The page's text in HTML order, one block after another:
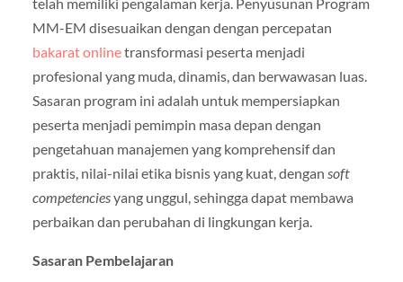
MM-EM disesuaikan dengan dengan percepatan
bakarat onlinetransformasi peserta menjadi
profesional yang muda, dinamis, dan berwawasan luas.
Sasaran program ini adalah untuk mempersiapkan
peserta menjadi pemimpin masa depan dengan
pengetahuan manajemen yang komprehensif dan
praktis, nilai-nilai etika bisnis yang kuat, dengan soft
competenciesyang unggul, sehingga dapat membawa
perbaikan dan perubahan di lingkungan kerja.
Sasaran Pembelajaran